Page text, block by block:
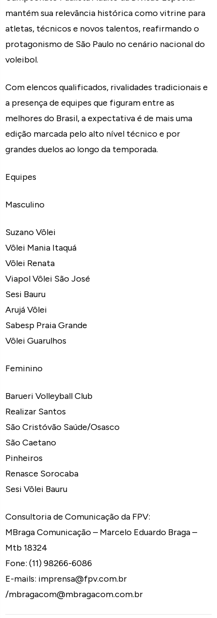
mantém sua relevância histórica como vitrine para
atletas, técnicos e novos talentos, reafirmando o
protagonismo de São Paulo no cenário nacional do
voleibol.
Com elencos qualificados, rivalidades tradicionais e
a presença de equipes que figuram entre as
melhores do Brasil, a expectativa é de mais uma
edição marcada pelo alto nível técnico e por
grandes duelos ao longo da temporada.
Equipes
Masculino
Suzano Vôlei
Vôlei Mania Itaquá
Vôlei Renata
Viapol Vôlei São José
Sesi Bauru
Arujá Vôlei
Sabesp Praia Grande
Vôlei Guarulhos
Feminino
Barueri Volleyball Club
Realizar Santos
São Cristóvão Saúde/Osasco
São Caetano
Pinheiros
Renasce Sorocaba
Sesi Vôlei Bauru
Consultoria de Comunicação da FPV:
MBraga Comunicação – Marcelo Eduardo Braga –
Mtb 18324
Fone: (11) 98266-6086
E-mails: imprensa@fpv.com.br
/mbragacom@mbragacom.com.br